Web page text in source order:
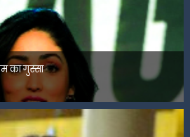
का गुस्सा